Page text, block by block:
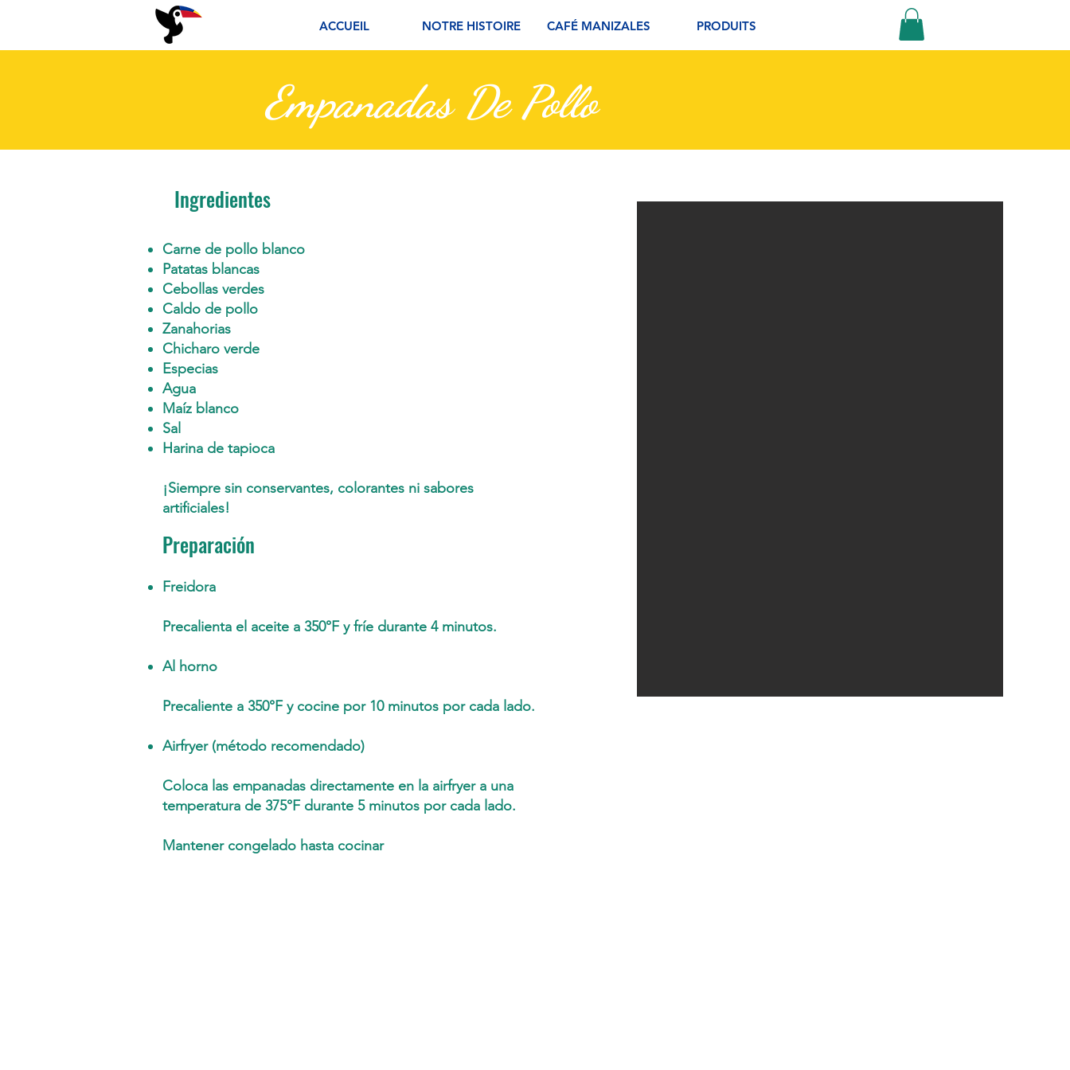
ACCUEIL NOTRE HISTOIRE CAFÉ MANIZALES PRODUITS
Empanadas De Pollo
Ingredientes
Carne de pollo blanco
Patatas blancas
Cebollas verdes
Caldo de pollo
Zanahorias
Chicharo verde
Especias
Agua
Maíz blanco
Sal
Harina de tapioca
¡Siempre sin conservantes, colorantes ni sabores
artificiales!
Preparación
Freidora
Precalienta el aceite a 350°F y fríe durante 4 minutos.
Al horno
Precaliente a 350°F y cocine por 10 minutos por cada lado.
Airfryer (método recomendado)
Coloca las empanadas directamente en la airfryer a una
temperatura de 375°F durante 5 minutos por cada lado.
Mantener congelado hasta cocinar